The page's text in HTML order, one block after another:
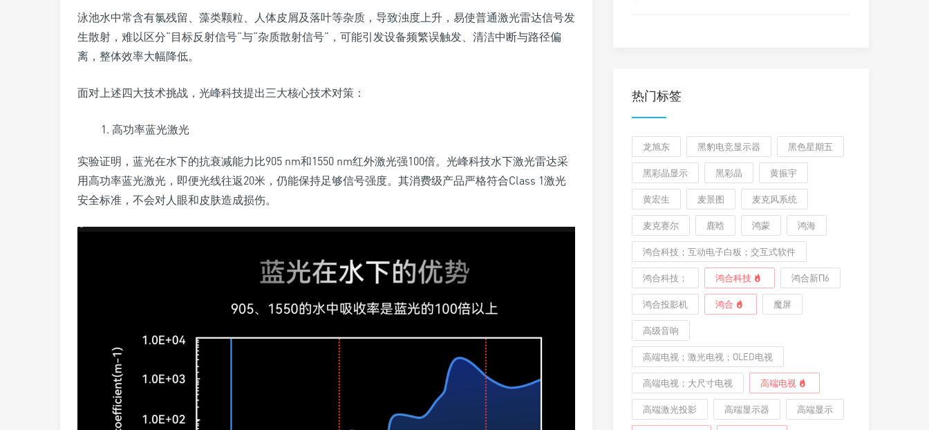
泳池水中常含有氯残留、藻类颗粒、人体皮屑及落叶等杂质，导致浊度上升，易使普通激光雷达信号发
生散射，难以区分“目标反射信号”与“杂质散射信号”，可能引发设备频繁误触发、清洁中断与路径偏
离，整体效率大幅降低。
面对上述四大技术挑战，光峰科技提出三大核心技术对策：
高功率蓝光激光
实验证明，蓝光在水下的抗衰减能力比905 nm和1550 nm红外激光强100倍。光峰科技水下激光雷达采
用高功率蓝光激光，即便光线往返20米，仍能保持足够信号强度。其消费级产品严格符合Class 1激光
安全标准，不会对人眼和皮肤造成损伤。
热门标签
龙旭东 黑豹电竞显示器 黑色星期五
黑彩晶显示 黑彩晶 黄振宇
黄宏生 麦景图 麦克风系统
麦克赛尔 鹿晗 鸿蒙 鸿海
鸿合科技；互动电子白板；交互式软件
鸿合科技； 鸿合科技 鸿合新Π6
鸿合投影机 鸿合 魔屏
高级音响
高端电视；激光电视；OLED电视
高端电视；大尺寸电视 高端电视
高端激光投影 高端显示器 高端显示